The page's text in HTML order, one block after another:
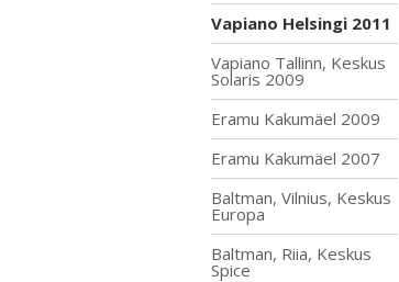
Vapiano Helsingi 2011
Vapiano Tallinn, Keskus
Solaris 2009
Eramu Kakumäel 2009
Eramu Kakumäel 2007
Baltman, Vilnius, Keskus
Europa
Baltman, Riia, Keskus
Spice